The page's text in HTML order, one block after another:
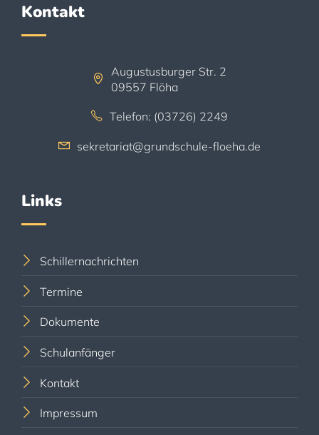
Kontakt
Augustusburger Str. 2
09557 Flöha
Telefon: (03726) 2249
sekretariat@grundschule-floeha.de
Links
Schillernachrichten
Termine
Dokumente
Schulanfänger
Kontakt
Impressum